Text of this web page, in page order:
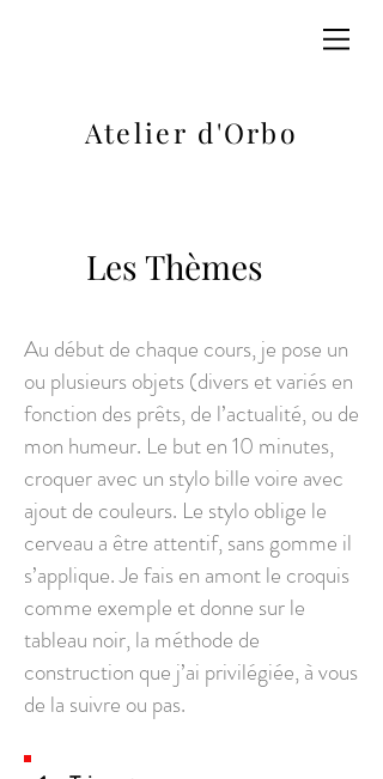
Atelier d'Orbo
Les Thèmes
Au début de chaque cours, je pose un
ou plusieurs objets (divers et variés en
fonction des prêts, de l’actualité, ou de
mon humeur. Le but en 10 minutes,
croquer avec un stylo bille voire avec
ajout de couleurs. Le stylo oblige le
cerveau a être attentif, sans gomme il
s’applique. Je fais en amont le croquis
comme exemple et donne sur le
tableau noir, la méthode de
construction que j’ai privilégiée, à vous
de la suivre ou pas.